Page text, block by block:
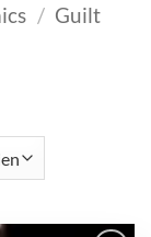
/ Guilt